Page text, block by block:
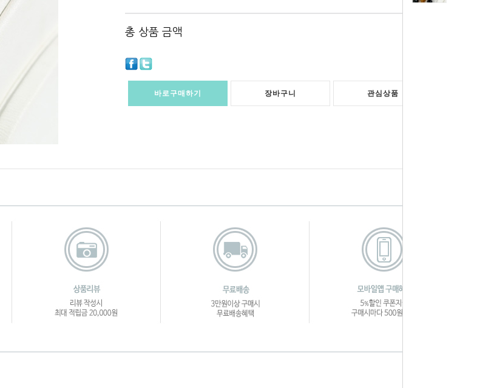
총 상품 금액
바로구매하기 장바구니 관심상품